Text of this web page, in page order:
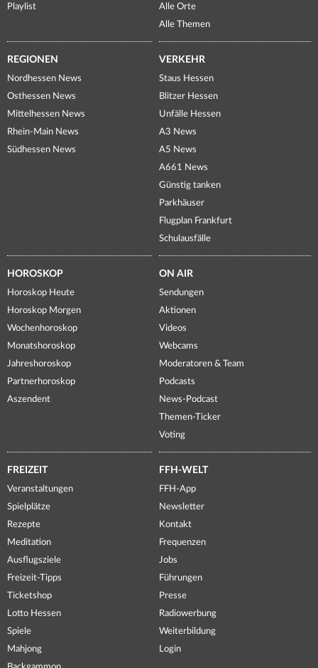
Playlist
Alle Orte
Alle Themen
REGIONEN
Nordhessen News
Osthessen News
Mittelhessen News
Rhein-Main News
Südhessen News
VERKEHR
Staus Hessen
Blitzer Hessen
Unfälle Hessen
A3 News
A5 News
A661 News
Günstig tanken
Parkhäuser
Flugplan Frankfurt
Schulausfälle
HOROSKOP
Horoskop Heute
Horoskop Morgen
Wochenhoroskop
Monatshoroskop
Jahreshoroskop
Partnerhoroskop
Aszendent
ON AIR
Sendungen
Aktionen
Videos
Webcams
Moderatoren & Team
Podcasts
News-Podcast
Themen-Ticker
Voting
FREIZEIT
Veranstaltungen
Spielplätze
Rezepte
Meditation
Ausflugsziele
Freizeit-Tipps
Ticketshop
Lotto Hessen
Spiele
Mahjong
FFH-WELT
FFH-App
Newsletter
Kontakt
Frequenzen
Jobs
Führungen
Presse
Radiowerbung
Weiterbildung
Login